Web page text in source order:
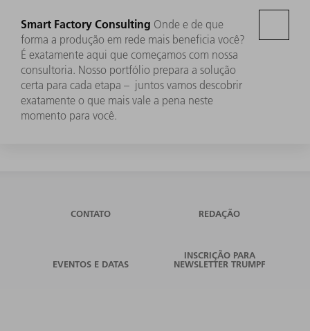
Smart Factory Consulting Onde e de que
forma a produção em rede mais beneficia você?
É exatamente aqui que começamos com nossa
consultoria. Nosso portfólio prepara a solução
certa para cada etapa – juntos vamos descobrir
exatamente o que mais vale a pena neste
momento para você.
CONTATO REDAÇÃO
EVENTOS E DATAS
INSCRIÇÃO PARA
NEWSLETTER TRUMPF